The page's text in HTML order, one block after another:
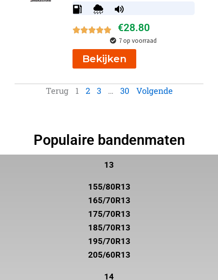
€28.80
7 op voorraad
Bekijken
Terug 1 2 3 … 30 Volgende
Populaire bandenmaten
13
155/80R13
165/70R13
175/70R13
185/70R13
195/70R13
205/60R13
14